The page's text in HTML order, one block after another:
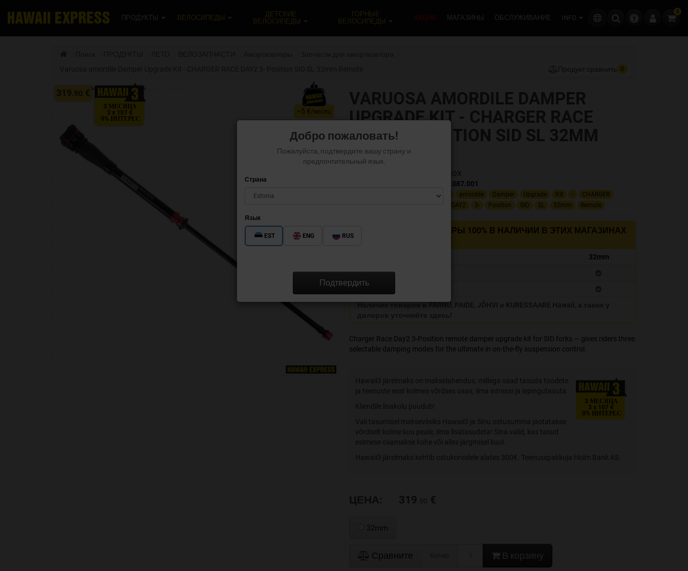
Перейти к содержанию 0
ПРОДУКТЫ ВЕЛОСИПЕДЫ
ДЕТСКИЕ
ВЕЛОСИПЕДЫ
ГОРНЫЕ
ВЕЛОСИПЕДЫ
АКЦИИ МАГАЗИНЫ ОБСЛУЖИВАНИЕ INFO
Добро пожаловать!
Пожалуйста, подтвердите вашу страну и
предпочтительный язык.
Страна
Язык
EST ENG RUS
Подтвердить
Продукт сравнить 0
319.90 €
3 МЕСЯЦА
3 x 107 €
0% ИНТЕРЕС
~ 5 €/месяц
UPGRADE KIT - CHARGER RACE
DAY2 3- POSITION SID SL 32MM
REMOTE
00.4318.087.001
Varuosa amordile Damper Upgrade Kit -
CHARGER
DAY2 3- Position SID SL 32mm Remote
ДОСТУПНОСТЬ - ТОВАРЫ 100% В НАЛИЧИИ В ЭТИХ МАГАЗИНАХ
32mm
KESKLADU TALLINN
Наличие товаров в PÄRNU, PAIDE, JÕHVI и KURESSAARE Hawaii, а также у
Charger Race Day2 3-Position remote damper upgrade kit for SID forks — gives riders three
selectable damping modes for the ultimate in on-the-fly suspension control.
3 МЕСЯЦА
3 x 107 €
0% ИНТЕРЕС
Hawaii3 järelmaks on makselahendus, millega saad tasuda toodete
ja teenuste eest kolmes võrdses osas, ilma intressi ja lepingutasuta.
Kliendile lisakulu puudub!
Vali tasumisel makseviisiks Hawaii3 ja Sinu ostusumma jaotatakse
võrdselt kolme kuu peale, ilma lisatasudeta! Sina valid, kas tasud
esimese osamakse kohe või alles järgmisel kuul.
Hawaii3 järelmaks kehtib ostukorvidele alates 300€. Teenusepakkuja Holm Bank AS.
32mm
Сравните В корзину